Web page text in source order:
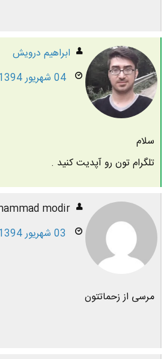
ابراهیم درویش
04 شهریور 1394
سلام
تلگرام تون رو آپدیت کنید .
modir
03 شهریور 1394
مرسی از زحماتتون